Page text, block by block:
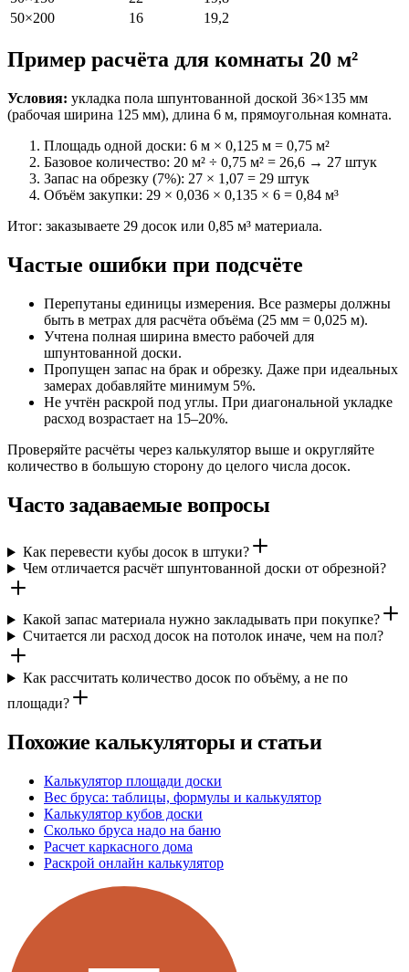
50×200
16 19,2
Пример расчёта для комнаты 20 м²
Условия: укладка пола шпунтованной доской 36×135 мм
(рабочая ширина 125 мм), длина 6 м, прямоугольная комната.
Площадь одной доски: 6 м × 0,125 м = 0,75 м²
Базовое количество: 20 м² ÷ 0,75 м² = 26,6 → 27 штук
Запас на обрезку (7%): 27 × 1,07 = 29 штук
Объём закупки: 29 × 0,036 × 0,135 × 6 = 0,84 м³
Итог: заказываете 29 досок или 0,85 м³ материала.
Частые ошибки при подсчёте
Перепутаны единицы измерения. Все размеры должны
быть в метрах для расчёта объёма (25 мм = 0,025 м).
Учтена полная ширина вместо рабочей для
шпунтованной доски.
Пропущен запас на брак и обрезку. Даже при идеальных
замерах добавляйте минимум 5%.
Не учтён раскрой под углы. При диагональной укладке
расход возрастает на 15–20%.
Проверяйте расчёты через калькулятор выше и округляйте
количество в большую сторону до целого числа досок.
Часто задаваемые вопросы
Как перевести кубы досок в штуки?
Чем отличается расчёт шпунтованной доски от обрезной?
Какой запас материала нужно закладывать при покупке?
Считается ли расход досок на потолок иначе, чем на пол?
Как рассчитать количество досок по объёму, а не по
площади?
Похожие калькуляторы и статьи
Калькулятор площади доски
Вес бруса: таблицы, формулы и калькулятор
Калькулятор кубов доски
Сколько бруса надо на баню
Расчет каркасного дома
Раскрой онлайн калькулятор